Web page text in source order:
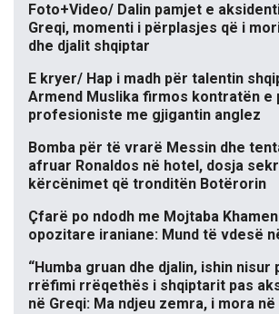
Foto+Video/ Dalin pamjet e
Greqi, momenti i përplasjes që i
dhe djalit shqiptar
E kryer/ Hap i madh për talentin
Armend Muslika firmos kontratën e
profesioniste me gjigantin anglez
Bomba për të vrarë Messin dhe
afruar Ronaldos në hotel, dosja
kërcënimet që tronditën Botërorin
Çfarë po ndodh me Mojtaba
opozitare iraniane: Mund të vdesë
“Humba gruan dhe djalin, ishin nisur
rrëfimi rrëqethës i shqiptarit pas
në Greqi: Ma ndjeu zemra, i mora